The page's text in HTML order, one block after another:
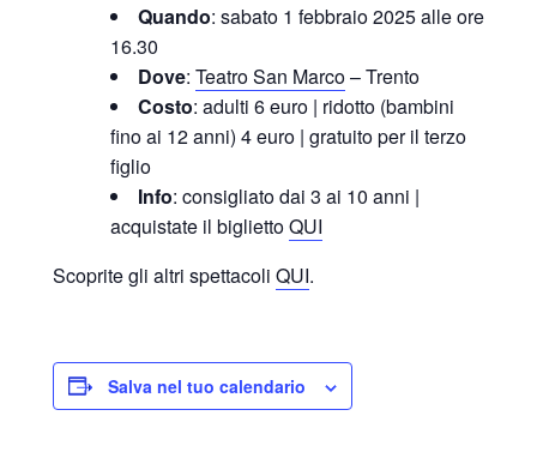
Quando: sabato 1 febbraio 2025 alle ore
16.30
Dove: Teatro San Marco– Trento
Costo: adulti 6 euro | ridotto (bambini
fino ai 12 anni) 4 euro | gratuito per il terzo
figlio
Info: consigliato dai 3 ai 10 anni |
acquistate il bigliettoQUI
Scoprite gli altri spettacoli QUI.
Salva nel tuo calendario